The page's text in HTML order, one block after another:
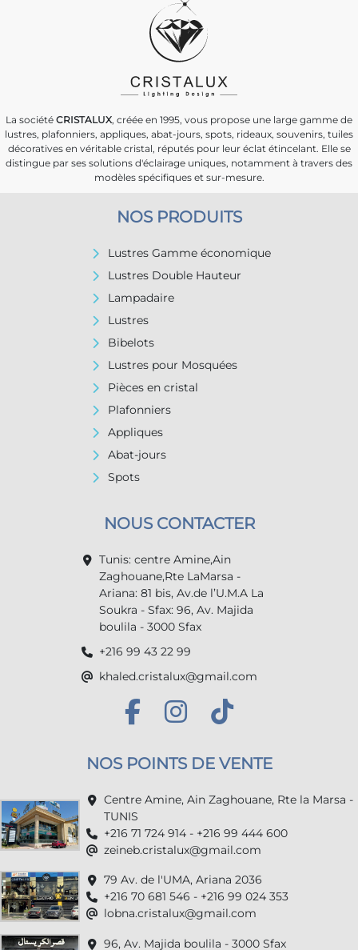
La société CRISTALUX, créée en 1995, vous propose une large gamme de
lustres, plafonniers, appliques, abat-jours, spots, rideaux, souvenirs, tuiles
décoratives en véritable cristal, réputés pour leur éclat étincelant. Elle se
distingue par ses solutions d'éclairage uniques, notamment à travers des
modèles spécifiques et sur-mesure.
NOS PRODUITS
Lustres Gamme économique
Lustres Double Hauteur
Lampadaire
Lustres
Bibelots
Lustres pour Mosquées
Pièces en cristal
Plafonniers
Appliques
Abat-jours
Spots
NOUS CONTACTER
Tunis: centre Amine,Ain
Zaghouane,Rte LaMarsa -
Ariana: 81 bis, Av.de l’U.M.A La
Soukra - Sfax: 96, Av. Majida
boulila - 3000 Sfax
+216 99 43 22 99
khaled.cristalux@gmail.com
NOS POINTS DE VENTE
Centre Amine, Ain Zaghouane, Rte la Marsa -
TUNIS
+216 71 724 914 - +216 99 444 600
zeineb.cristalux@gmail.com
79 Av. de l'UMA, Ariana 2036
+216 70 681 546 - +216 99 024 353
lobna.cristalux@gmail.com
96, Av. Majida boulila - 3000 Sfax